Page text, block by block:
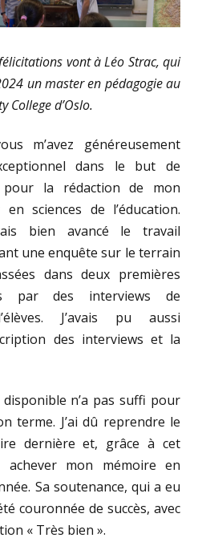
vont à Léo Strac, qui
un master en pédagogie au
College d’Oslo.
m’avez généreusement
dans le but de
la rédaction de mon
sciences de l’éducation.
bien avancé le travail
une enquête sur le terrain
dans deux premières
par des interviews de
J’avais pu aussi
des interviews et la
n’a pas suffi pour
terme. J’ai dû reprendre le
dernière et, grâce à cet
mon mémoire en
Sa soutenance, qui a eu
couronnée de succès, avec
« Très bien ».